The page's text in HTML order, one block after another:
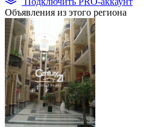
Объявления из этого региона